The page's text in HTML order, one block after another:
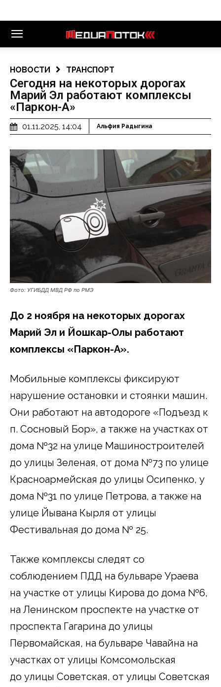
НОВОСТИ ТРАНСПОРТ
Сегодня на некоторых дорогах
Марий Эл работают комплексы
«Паркон-А»
01.11.2025, 14:04 Альфия Радыгина
Фото: УГИБДД МВД РФ по РМЭ
До 2 ноября на некоторых дорогах
Марий Эл и Йошкар-Олы работают
комплексы «Паркон-А».
Мобильные комплексы фиксируют
нарушение остановки и стоянки машин.
Они работают на автодороге «Подъезд к
п. Сосновый Бор», а также на участках от
дома №32 на улице Машиностроителей
до улицы Зеленая, от дома №73 по улице
Красноармейская до улицы Осипенко, у
дома №31 по улице Петрова, а также на
улице Йывана Кырля от улицы
Фестивальная до дома № 25.
Также комплексы следят со
соблюдением ПДД на бульваре Ураева
на участке от улицы Кирова до дома №6,
на Ленинском проспекте на участке от
проспекта Гагарина до улицы
Первомайская, на бульваре Чавайна на
участках от улицы Комсомольская
до улицы Советская, от улицы Советская